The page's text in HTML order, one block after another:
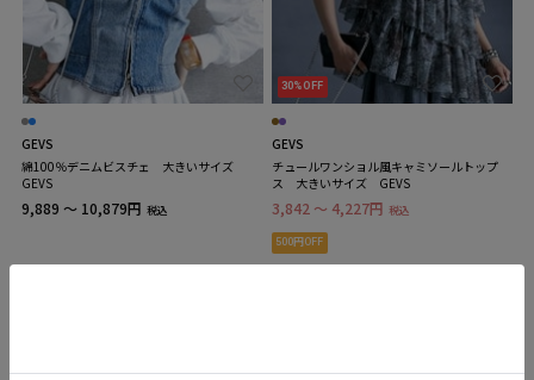
GEVS
綿100％デニムビスチェ 大きいサイズ
GEVS
9,889 ～ 10,879円 税込
30%OFF
GEVS
チュールワンショル風キャミソールトップ
ス 大きいサイズ GEVS
3,842 ～ 4,227円 税込
500円OFF